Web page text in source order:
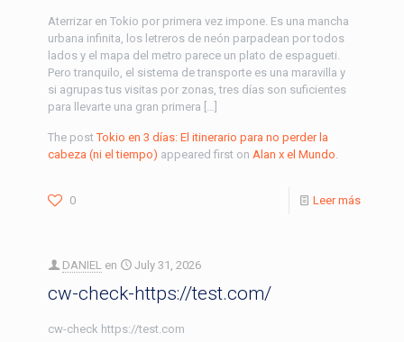
Aterrizar en Tokio por primera vez impone. Es una mancha
urbana infinita, los letreros de neón parpadean por todos
lados y el mapa del metro parece un plato de espagueti.
Pero tranquilo, el sistema de transporte es una maravilla y
si agrupas tus visitas por zonas, tres días son suficientes
para llevarte una gran primera […]
The postTokio en 3 días: El itinerario para no perder la
cabeza (ni el tiempo) appeared first on Alan x el Mundo.
0 Leer más
DANIEL en July 31, 2026
cw-check-https://test.com/
cw-check https://test.com